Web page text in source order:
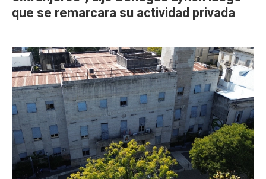
que se remarcara su actividad privada